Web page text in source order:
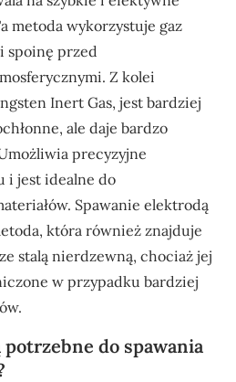
metoda wykorzystuje gaz
spoinę przed
Z kolei
Inert Gas, jest bardziej
ale daje bardzo
precyzyjne
i jest idealne do
Spawanie elektrodą
która również znajduje
stalą nierdzewną, chociaż jej
w przypadku bardziej
potrzebne do spawania